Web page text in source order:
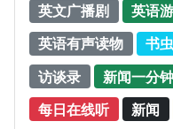
英文广播剧
英语
英语有声读物
书
访谈录
新闻一分钟
每日在线听
新闻